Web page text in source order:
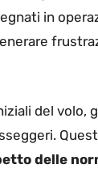
in
del volo,
delle